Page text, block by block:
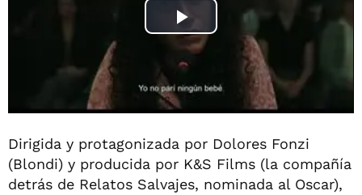
Dirigida y protagonizada por Dolores Fonzi
(Blondi) y producida por K&S Films (la compañía
detrás de Relatos Salvajes, nominada al Oscar),